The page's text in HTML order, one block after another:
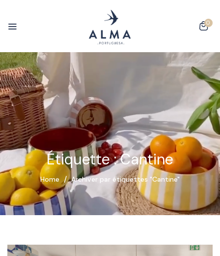
0
Étiquette :Cantine
Home Archiver par étiquettes "Cantine"